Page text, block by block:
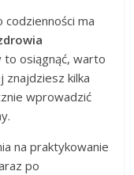
codzienności ma
to osiągnąć, warto
znajdziesz kilka
wprowadzić
na praktykowanie
po